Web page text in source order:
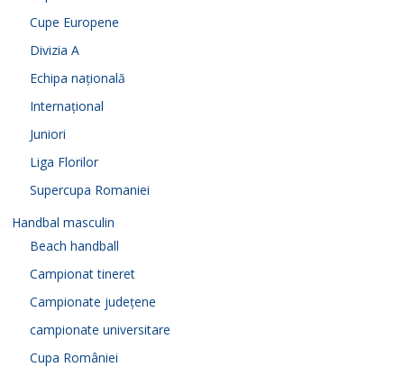
Cupe Europene
Divizia A
Echipa națională
Internațional
Juniori
Liga Florilor
Supercupa Romaniei
Handbal masculin
Beach handball
Campionat tineret
Campionate județene
campionate universitare
Cupa României